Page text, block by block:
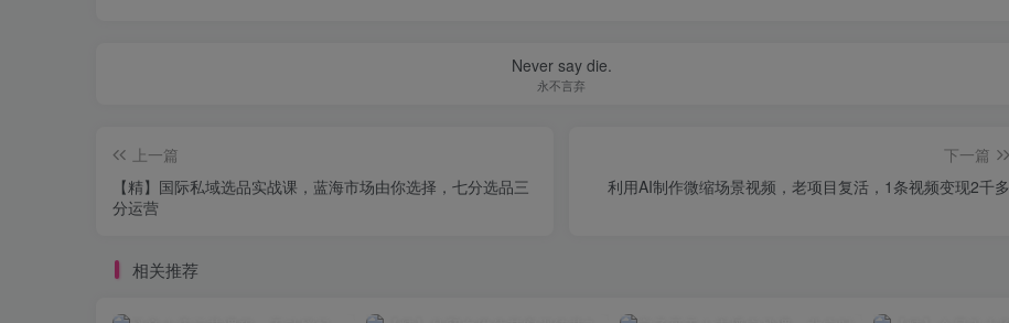
Never say die.
永不言弃
上一篇
【精】国际私域选品实战课，蓝海市场由你选择，七分选品三
分运营
下一篇
利用AI制作微缩场景视频，老项目复活，1条视频变现2千多
相关推荐